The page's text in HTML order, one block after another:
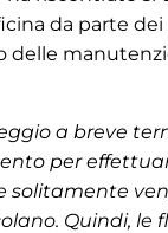
da parte dei
delle
a breve
per
solitamente
Quindi, le